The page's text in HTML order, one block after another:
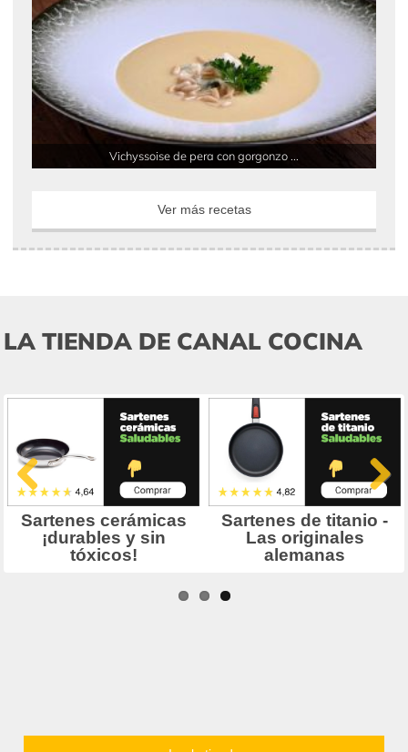
Vichyssoise de pera con gorgonzo ...
Ver más recetas
LA TIENDA DE CANAL COCINA